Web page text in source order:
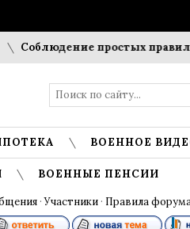
простых правил
ВОЕННОЕ
ВОЕННЫЕ ПЕНСИИ
·Участники · Правила